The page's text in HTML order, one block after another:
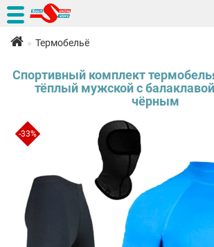
Термобельё
Спортивный комплект
тёплый мужской с
чёрным
-33%